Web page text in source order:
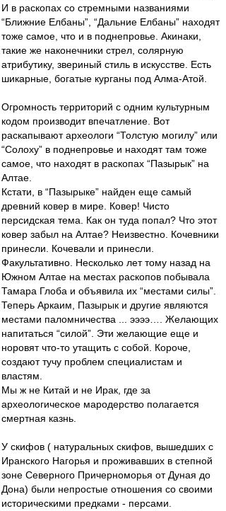
И в раскопах со стремными названиями
“Ближние Елбаны”, “Дальние Елбаны” находят
тоже самое, что и в поднепровье. Акинаки,
такие же наконечники стрел, солярную
атрибутику, звериный стиль в искусстве. Есть
шикарные, богатые курганы под Алма-Атой.
Огромность территорий с одним культурным
кодом производит впечатление. Вот
раскапывают археологи “Толстую могилу” или
“Солоху” в поднепровье и находят там тоже
самое, что находят в раскопах “Пазырык” на
Алтае.
Кстати, в “Пазырыке” найден еще самый
древний ковер в мире. Ковер! Чисто
персидская тема. Как он туда попал? Что этот
ковер забыл на Алтае? Неизвестно. Кочевники
принесли. Кочевали и принесли.
Факультативно. Несколько лет тому назад на
Южном Алтае на местах раскопов побывала
Тамара Глоба и объявила их “местами силы”.
Теперь Аркаим, Пазырык и другие являются
местами паломничества ... ээээ…. Желающих
напитаться “силой”. Эти желающие еще и
норовят что-то утащить с собой. Короче,
создают тучу проблем специалистам и
властям.
Мы ж не Китай и не Ирак, где за
археологическое мародерство полагается
смертная казнь.
У скифов ( натуральных скифов, вышедших с
Иранского Нагорья и проживавших в степной
зоне Северного Причерноморья от Дуная до
Дона) были непростые отношения со своими
историческими предками - персами.